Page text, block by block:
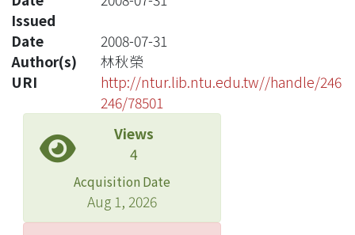
Issued
Date
2008-07-31
Author(s)
林秋榮
URI
http://ntur.lib.ntu.edu.tw//handle/246
246/78501
Views
4
Acquisition Date
Aug 1, 2026